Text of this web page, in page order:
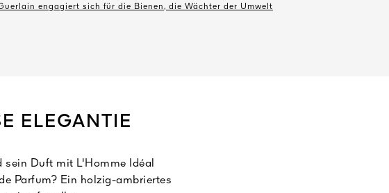
engagiert sich für die Bienen, die Wächter der Umwelt
ELEGANTIE
Duft mit L'Homme Idéal
Parfum? Ein holzig-ambriertes